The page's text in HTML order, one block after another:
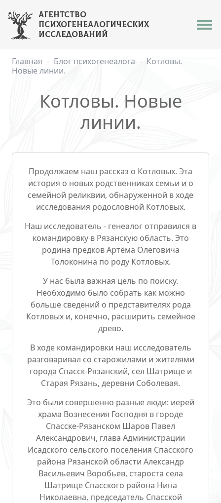
АГЕНТСТВО
ПСИХОГЕНЕАЛОГИЧЕСКИХ
ИССЛЕДОВАНИЙ
Блог психогенеалога
Контакты
info@psy-gen.ru
АГЕНТСТВО
ПСИХОГЕНЕАЛОГИЧЕСКИХ
ИССЛЕДОВАНИЙ
Главная Блог психогенеалога
Котловы.
Новые линии.
Котловы. Новые
линии.
Продолжаем наш рассказ о Котловых. Эта
история о новых родственниках семьи и о
семейной реликвии, обнаруженной в ходе
исследования родословной Котловых.
Наш исследователь - генеалог отправился в
командировку в Рязанскую область. Это
родина предков Артёма Олеговича
Толоконина по роду Котловых.
У нас была важная цель по поиску.
Необходимо было собрать как можно
больше сведений о представителях рода
Котловых и, конечно, расширить семейное
древо.
В ходе командировки наш исследователь
разговаривал со старожилами и жителями
города Спасск-Рязанский, сел Шатрище и
Старая Рязань, деревни Соболевая.
Это были совершенно разные люди: иерей
храма Вознесения Господня в городе
Спасске-Рязанском Шаров Павел
Александрович, глава Администрации
Исадского сельского поселения Спасского
района Рязанской области Александр
Васильевич Воробьев, староста села
Шатрище Спасского района Нина
Николаевна, председатель Спасской